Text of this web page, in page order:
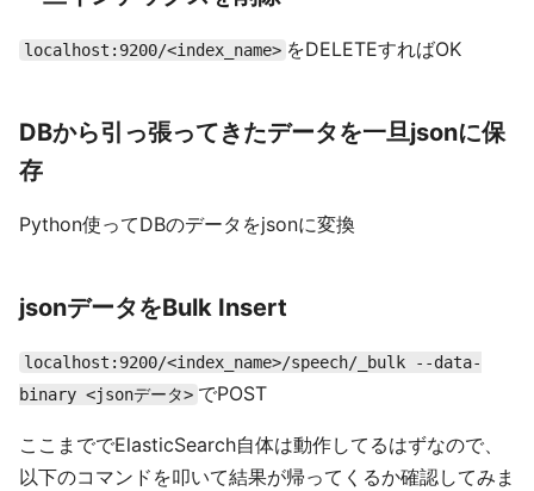
localhost:9200/<index_name> をDELETEすればOK
DBから引っ張ってきたデータを一旦jsonに保
存
Python使ってDBのデータをjsonに変換
jsonデータをBulk Insert
localhost:9200/<index_name>/speech/_bulk --data-
binary <jsonデータ> でPOST
ここまででElasticSearch自体は動作してるはずなので、
以下のコマンドを叩いて結果が帰ってくるか確認してみま